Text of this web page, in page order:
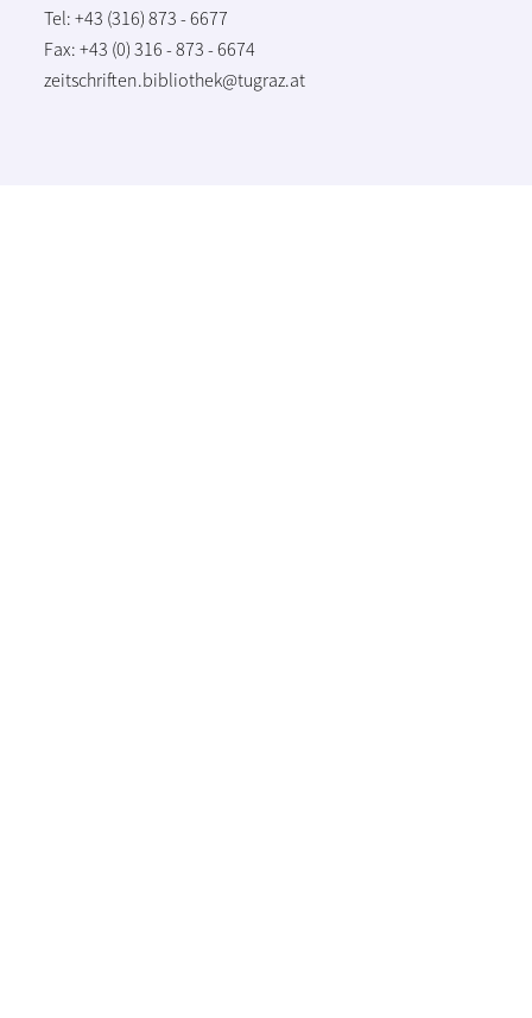
Tel: +43 (316) 873 - 6677
Fax: +43 (0) 316 - 873 - 6674
zeitschriften.bibliothek@tugraz.at